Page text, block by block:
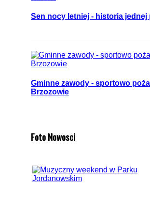
Sen nocy letniej - historia
Gminne zawody - sportowo
Brzozowie
Foto Nowosci